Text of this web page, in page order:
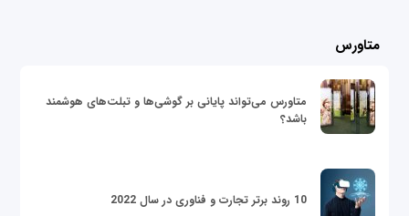
متاورس
متاورس می‌تواند پایانی بر گوشی‌ها و تبلت‌های هوشمند
باشد؟
10 روند برتر تجارت و فناوری در سال 2022